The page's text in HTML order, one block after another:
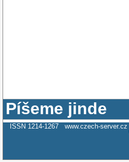
Píšeme jinde
ISSN 1214-1267 www.czech-server.cz